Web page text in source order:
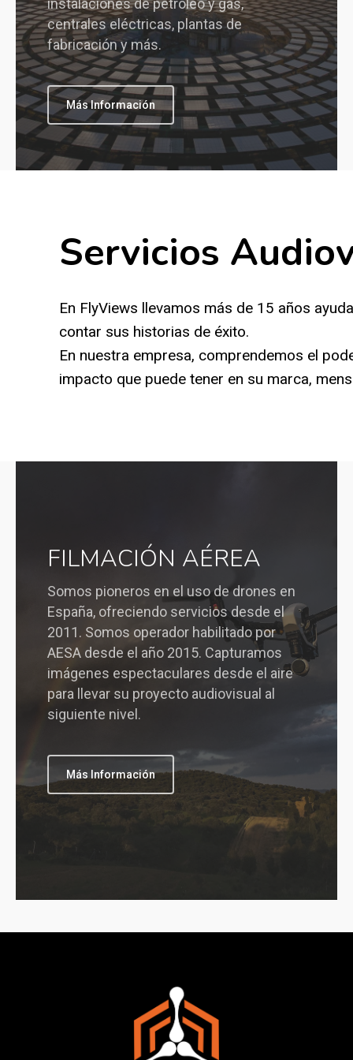
instalaciones de petróleo y gas,
centrales eléctricas, plantas de
fabricación y más.
Más Información
Servicios
En FlyViews llevamos más de 15 años
contar sus historias de éxito.
En nuestra empresa, comprendemos el
impacto que puede tener en su marca,
FILMACIÓN AÉREA
Somos pioneros en el uso de drones en
España, ofreciendo servicios desde el
2011. Somos operador habilitado por
AESA desde el año 2015. Capturamos
imágenes espectaculares desde el aire
para llevar su proyecto audiovisual al
siguiente nivel.
Más Información